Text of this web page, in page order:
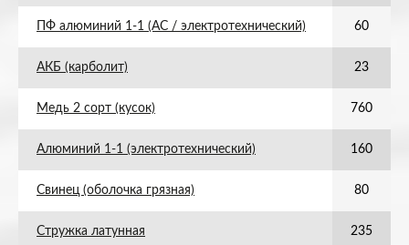
ПФ алюминий 1-1 (АС / электротехнический) 60
АКБ (карболит) 23
Медь 2 сорт (кусок) 760
Алюминий 1-1 (электротехнический) 160
Свинец (оболочка грязная) 80
Стружка латунная 235